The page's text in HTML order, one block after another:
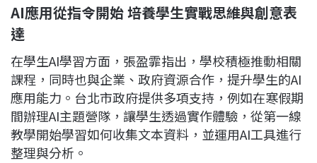
AI應用從指令開始 培養學生實戰思維與創意表
達
在學生AI學習方面，張盈霏指出，學校積極推動相關
課程，同時也與企業、政府資源合作，提升學生的AI
應用能力。台北市政府提供多項支持，例如在寒假期
間辦理AI主題營隊，讓學生透過實作體驗，從第一線
教學開始學習如何收集文本資料，並運用AI工具進行
整理與分析。